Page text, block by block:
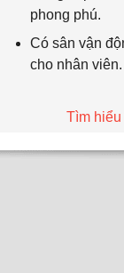
phong phú.
Có sân vận
cho nhân viên.
Tìm